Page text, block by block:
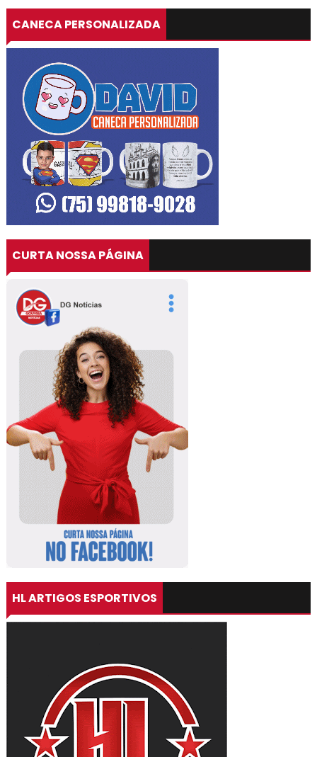
CANECA PERSONALIZADA
CURTA NOSSA PÁGINA
HL ARTIGOS ESPORTIVOS